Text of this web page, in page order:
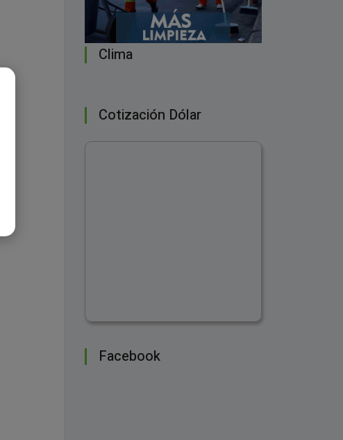
Clima
Cotización Dólar
Facebook